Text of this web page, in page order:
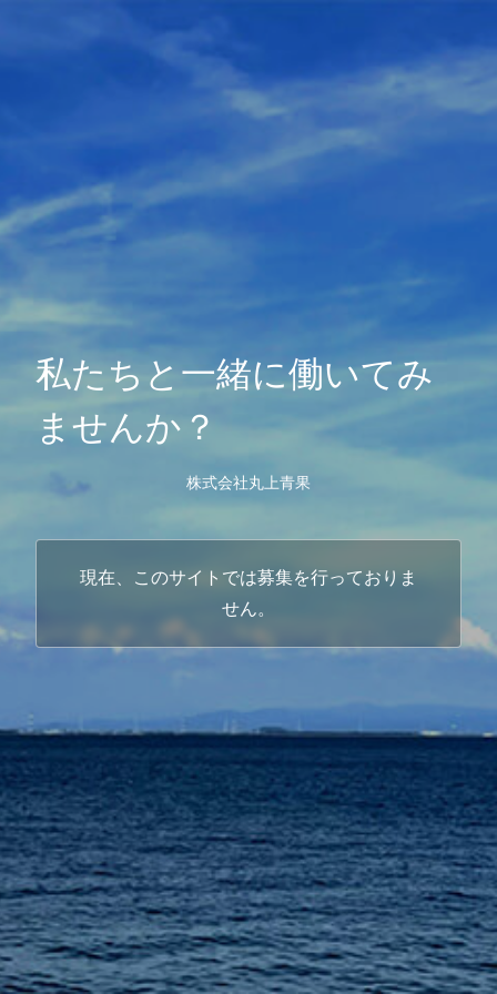
私たちと一緒に働いてみ
ませんか？
株式会社丸上青果
現在、このサイトでは募集を行っておりま
せん。